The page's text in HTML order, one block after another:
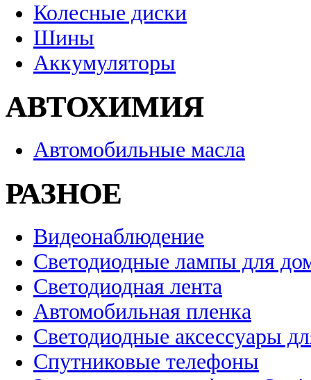
Колесные диски
Шины
Аккумуляторы
АВТОХИМИЯ
Автомобильные масла
РАЗНОЕ
Видеонаблюдение
Светодиодные лампы для
Светодиодная лента
Автомобильная пленка
Светодиодные аксессуары
Спутниковые телефоны